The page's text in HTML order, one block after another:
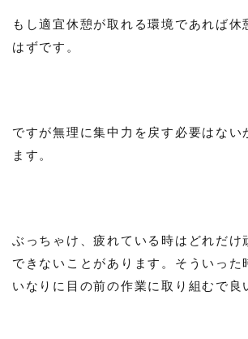
もし適宜休憩が取れる環境であれば休
はずです。
ですが無理に集中力を戻す必要はない
ます。
ぶっちゃけ、疲れている時はどれだけ
できないことがあります。そういった
いなりに目の前の作業に取り組むで良